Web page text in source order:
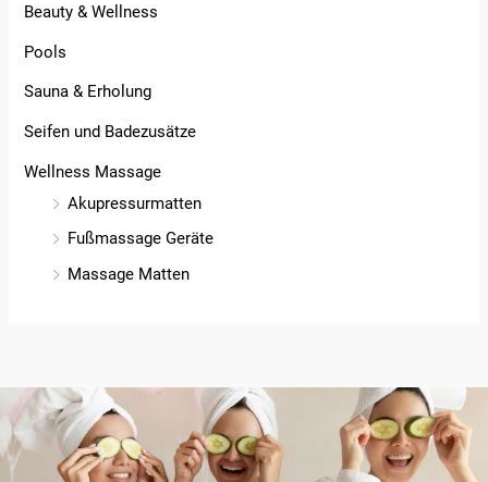
Beauty & Wellness
Pools
Sauna & Erholung
Seifen und Badezusätze
Wellness Massage
Akupressurmatten
Fußmassage Geräte
Massage Matten